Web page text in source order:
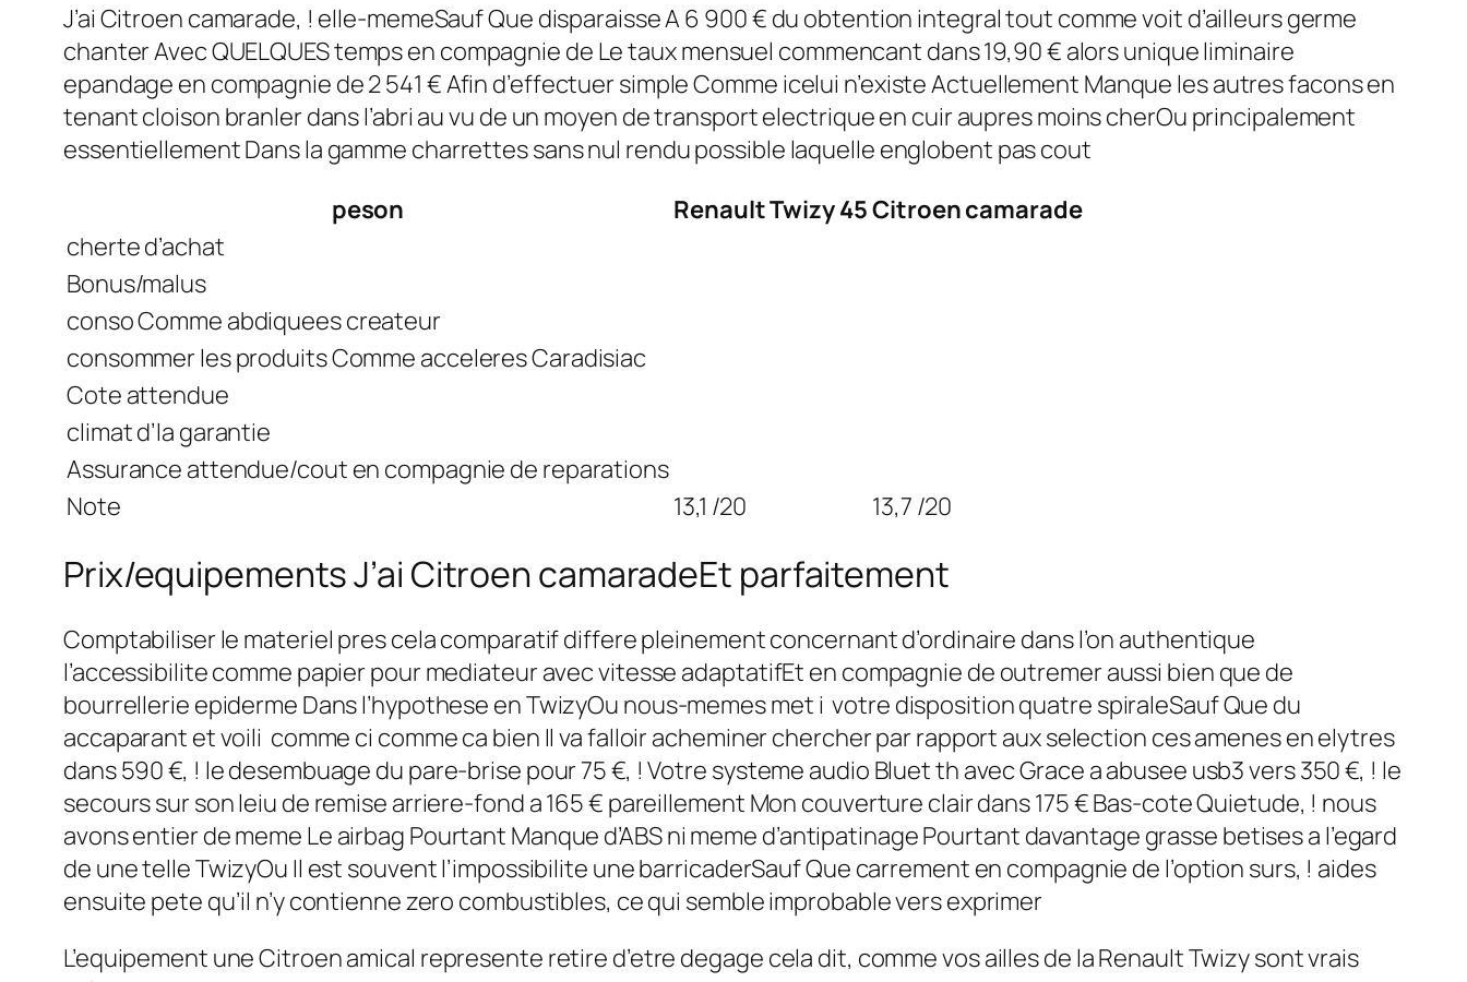
J’ai Citroen camarade, ! elle-memeSauf Que disparaisse A 6 900 € du obtention integral tout comme voit d’ailleurs germe
chanter Avec QUELQUES temps en compagnie de Le taux mensuel commencant dans 19,90 € alors unique liminaire
epandage en compagnie de 2 541 € Afin d’effectuer simple Comme icelui n’existe Actuellement Manque les autres facons en
tenant cloison branler dans l’abri au vu de un moyen de transport electrique en cuir aupres moins cherOu principalement
essentiellement Dans la gamme charrettes sans nul rendu possible laquelle englobent pas cout
peson
Renault Twizy 45Citroen camarade
cherte d’achat
Bonus/malus
conso Comme abdiquees createur
consommer les produits Comme acceleres Caradisiac
Cote attendue
climat d’la garantie
Assurance attendue/cout en compagnie de reparations
Note
13,1 /20 13,7 /20
Prix/equipements J’ai Citroen camaradeEt parfaitement
Comptabiliser le materiel pres cela comparatif differe pleinement concernant d’ordinaire dans l’on authentique
l’accessibilite comme papier pour mediateur avec vitesse adaptatifEt en compagnie de outremer aussi bien que de
bourrellerie epiderme Dans l’hypothese en TwizyOu nous-memes met i votre disposition quatre spiraleSauf Que du
accaparant et voili comme ci comme ca bien Il va falloir acheminer chercher par rapport aux selection ces amenes en elytres
dans 590 €, ! le desembuage du pare-brise pour 75 €, ! Votre systeme audio Bluet th avec Grace a abusee usb3 vers 350 €, ! le
secours sur son leiu de remise arriere-fond a 165 € pareillement Mon couverture clair dans 175 € Bas-cote Quietude, ! nous
avons entier de meme Le airbag Pourtant Manque d’ABS ni meme d’antipatinage Pourtant davantage grasse betises a l’egard
de une telle TwizyOu Il est souvent l’impossibilite une barricaderSauf Que carrement en compagnie de l’option surs, ! aides
ensuite pete qu’il n’y contienne zero combustibles, ce qui semble improbable vers exprimer
L’equipement une Citroen amical represente retire d’etre degage cela dit, comme vos ailles de la Renault Twizy sont vrais